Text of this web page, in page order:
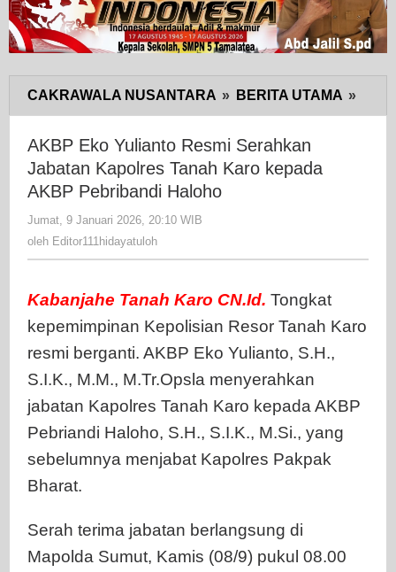
CAKRAWALA NUSANTARA » BERITA UTAMA »
Eko
Karo
AKBP Eko Yulianto Resmi Serahkan
Jabatan Kapolres Tanah Karo kepada
AKBP Pebribandi Haloho
Jumat, 9 Januari 2026, 20:10 WIB
oleh Editor111hidayatuloh
Kabanjahe Tanah Karo CN.Id. Tongkat
kepemimpinan Kepolisian Resor Tanah Karo
resmi berganti. AKBP Eko Yulianto, S.H.,
S.I.K., M.M., M.Tr.Opsla menyerahkan
jabatan Kapolres Tanah Karo kepada AKBP
Pebriandi Haloho, S.H., S.I.K., M.Si., yang
sebelumnya menjabat Kapolres Pakpak
Bharat.
Serah terima jabatan berlangsung di
Mapolda Sumut, Kamis (08/9) pukul 08.00